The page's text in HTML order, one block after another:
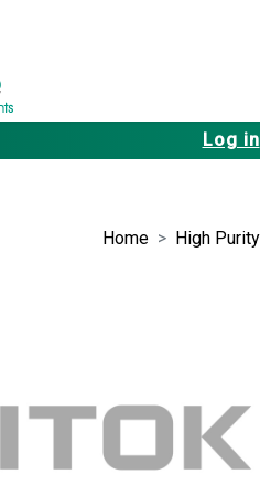
Log in
Home High